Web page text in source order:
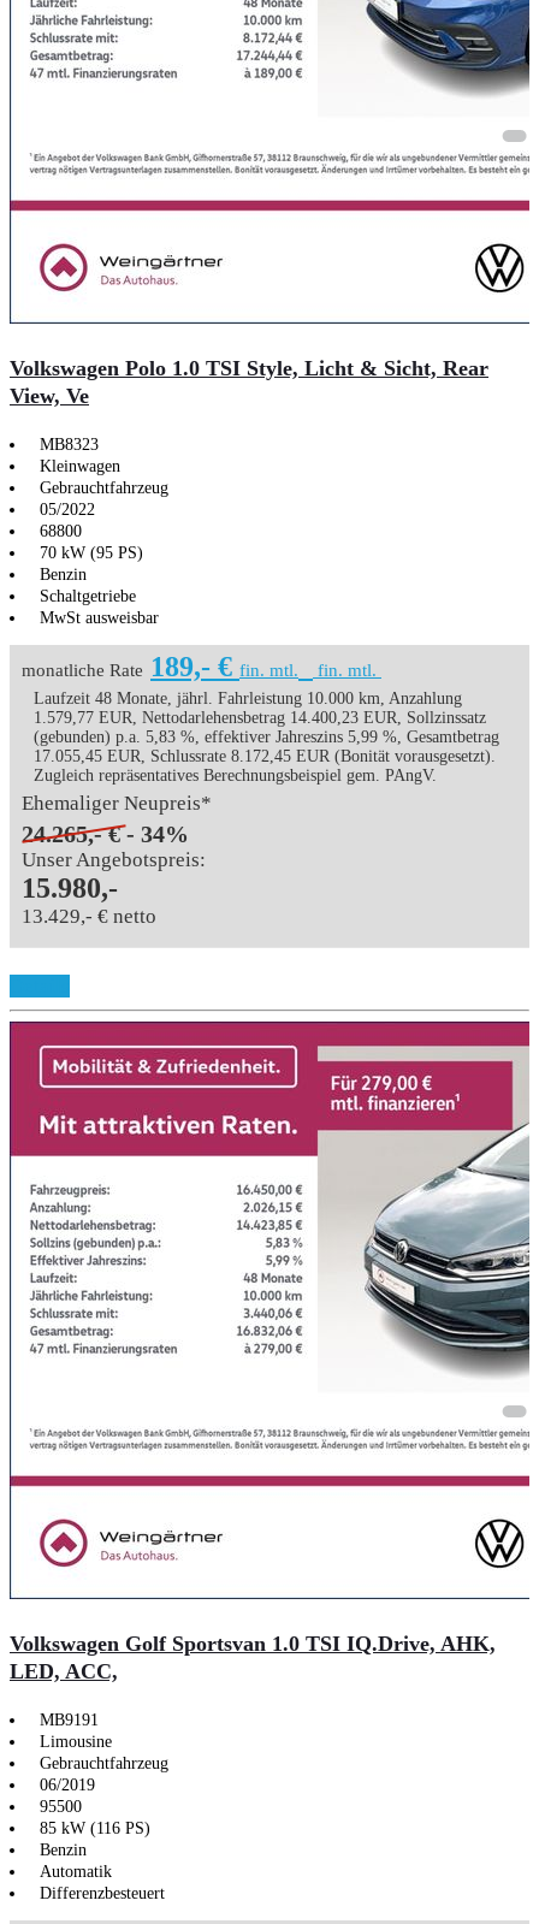
Volkswagen Polo 1.0 TSI Style, Licht & Sicht, Rear
View, Ve
MB8323
Kleinwagen
Gebrauchtfahrzeug
05/2022
68800
70 kW (95 PS)
Benzin
Schaltgetriebe
MwSt ausweisbar
monatliche Rate 189,- € fin. mtl. fin. mtl.
Laufzeit 48 Monate, jährl. Fahrleistung 10.000 km, Anzahlung
1.579,77 EUR, Nettodarlehensbetrag 14.400,23 EUR, Sollzinssatz
(gebunden) p.a. 5,83 %, effektiver Jahreszins 5,99 %, Gesamtbetrag
17.055,45 EUR, Schlussrate 8.172,45 EUR (Bonität vorausgesetzt).
Zugleich repräsentatives Berechnungsbeispiel gem. PAngV.
Ehemaliger Neupreis*
24.265,- € - 34%
Unser Angebotspreis:
15.980,-
13.429,- € netto
Volkswagen Golf Sportsvan 1.0 TSI IQ.Drive, AHK,
LED, ACC,
MB9191
Limousine
Gebrauchtfahrzeug
06/2019
95500
85 kW (116 PS)
Benzin
Automatik
Differenzbesteuert